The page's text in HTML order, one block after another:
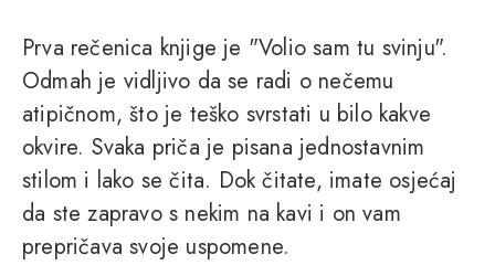
Prva rečenica knjige je "Volio sam tu svinju".
Odmah je vidljivo da se radi o nečemu
atipičnom, što je teško svrstati u bilo kakve
okvire. Svaka priča je pisana jednostavnim
stilom i lako se čita. Dok čitate, imate osjećaj
da ste zapravo s nekim na kavi i on vam
prepričava svoje uspomene.